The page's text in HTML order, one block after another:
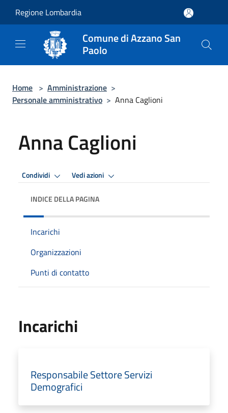
Regione Lombardia
Comune di Azzano San
Paolo
Home > Amministrazione >
Personale amministrativo > Anna Caglioni
Anna Caglioni
Condividi Vedi azioni
INDICE DELLA PAGINA
Incarichi
Organizzazioni
Punti di contatto
Incarichi
Responsabile Settore Servizi
Demografici